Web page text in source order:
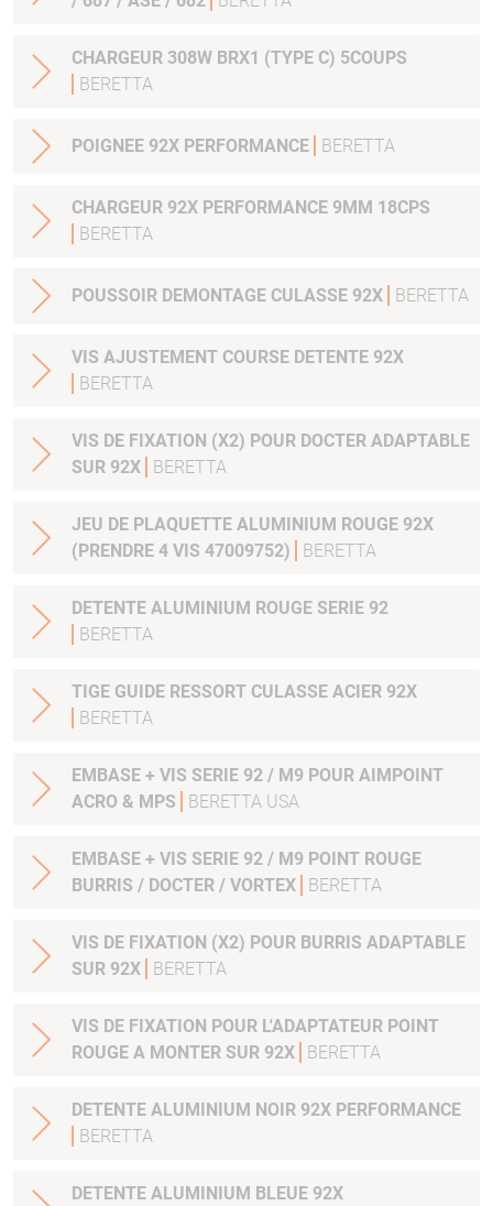
CHARGEUR 308W BRX1 (TYPE C) 5COUPS
BERETTA
POIGNEE 92X PERFORMANCE BERETTA
CHARGEUR 92X PERFORMANCE 9MM 18CPS
BERETTA
POUSSOIR DEMONTAGE CULASSE 92X BERETTA
VIS AJUSTEMENT COURSE DETENTE 92X
BERETTA
VIS DE FIXATION (X2) POUR DOCTER ADAPTABLE
SUR 92X
BERETTA
JEU DE PLAQUETTE ALUMINIUM ROUGE 92X
(PRENDRE 4 VIS 47009752)
BERETTA
DETENTE ALUMINIUM ROUGE SERIE 92
BERETTA
TIGE GUIDE RESSORT CULASSE ACIER 92X
BERETTA
EMBASE + VIS SERIE 92 / M9 POUR AIMPOINT
ACRO & MPS
BERETTA USA
EMBASE + VIS SERIE 92 / M9 POINT ROUGE
BURRIS / DOCTER / VORTEX
BERETTA
VIS DE FIXATION (X2) POUR BURRIS ADAPTABLE
SUR 92X
BERETTA
VIS DE FIXATION POUR L'ADAPTATEUR POINT
ROUGE A MONTER SUR 92X
BERETTA
DETENTE ALUMINIUM NOIR 92X PERFORMANCE
BERETTA
DETENTE ALUMINIUM BLEUE 92X